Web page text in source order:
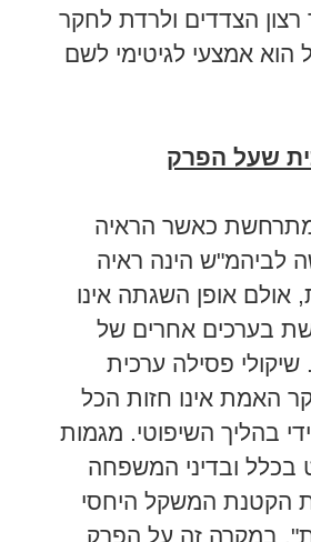
הצדדים ולרדת לחקר
אמצעי לגיטימי לשם
שעל הפרק
כאשר הראיה
לביהמ"ש הינה ראיה
אולם אופן השגתה אינו
בערכים אחרים של
פסילה ערכית
האמת אינו חזות הכל
בהליך השיפוטי. מגמות
ובדיני המשפחה
הקטנת המשקל היחסי
במקרה זה על הפרק